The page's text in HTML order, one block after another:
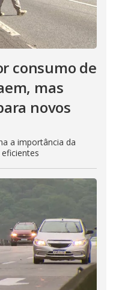
consumo de
mas
novos
a importância da